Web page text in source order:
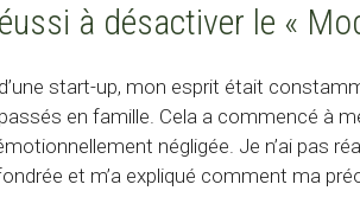
à désactiver le «
start-up, mon esprit était
en famille. Cela a commencé à
négligée. Je n’ai pas
et m’a expliqué comment ma